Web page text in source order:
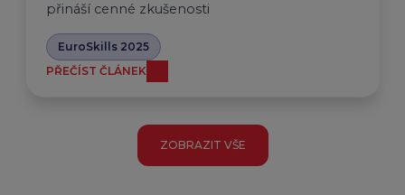
přináší cenné zkušenosti
EuroSkills 2025
PŘEČÍST ČLÁNEK
ZOBRAZIT VŠE